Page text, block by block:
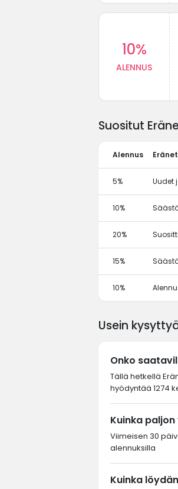
10%
ALENNUS
Suositut
Alennus
5% Uudet
10%
20%
15%
10%
Usein
Onko
Tällä hetkellä
hyödyntää 1274
Kuinka
Viimeisen 30
alennuksilla
Kuinka